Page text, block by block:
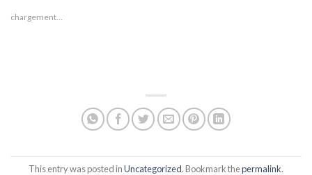
chargement…
This entry was posted inUncategorized. Bookmark thepermalink.